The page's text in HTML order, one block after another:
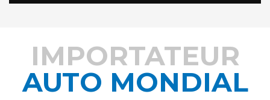
DÉCOUVREZ COMMENT
IMPORTATEUR
AUTO MONDIAL